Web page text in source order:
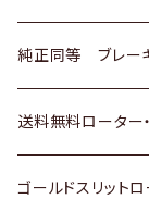
スバル
日野
三菱ふそう
三菱
日野
三菱ふそう
日野
三菱ふそう
その他
マツダ
三菱
スバル
いすゞ
ダイハツ
マツダ
ダイハツ
マツダ
三菱
スズキ
日産
ダイハツ
ホンダ
スズキ
日産
トヨタ
ホンダ
スズキ
純正同等 ブレー
トヨタ
ホンダ
送料無料ローター
トヨタ
ゴールドスリット